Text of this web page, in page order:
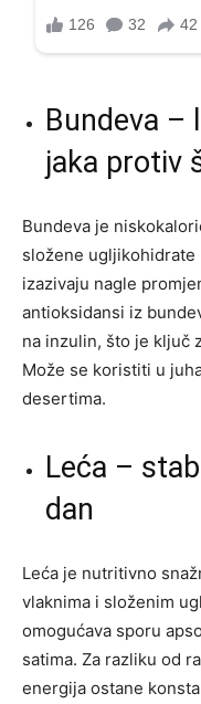
Bundeva –
jaka protiv
Bundeva je
složene ugljikohidrate
izazivaju nagle
antioksidansi iz
na inzulin, što je ključ
Može se koristiti u
desertima.
Leća –
dan
Leća je nutritivno
vlaknima i složenim
omogućava sporu
satima. Za razliku od
energija ostane